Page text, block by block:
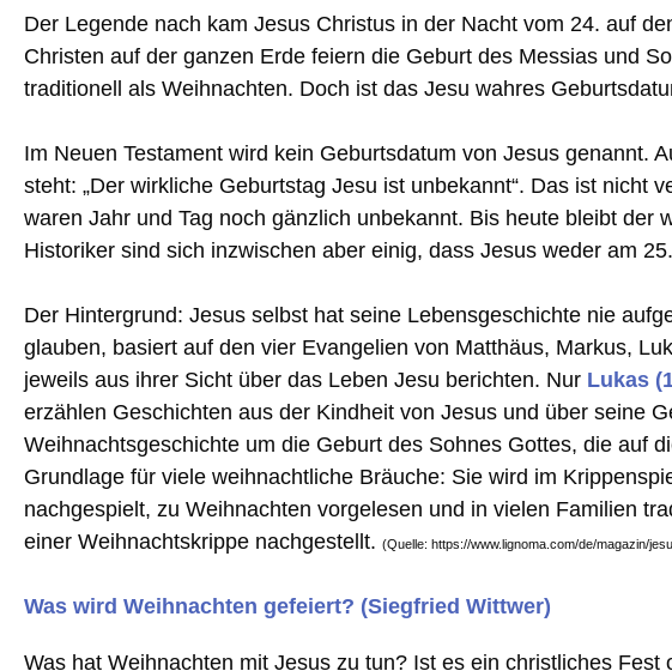
Der Legende nach kam Jesus Christus in der Nacht vom 24. auf
Christen auf der ganzen Erde feiern die Geburt des Messias und
traditionell als Weihnachten. Doch ist das Jesu wahres
Im Neuen Testament wird kein Geburtsdatum von Jesus genannt.
steht: „Der wirkliche Geburtstag Jesu ist unbekannt“. Das ist nicht
waren Jahr und Tag noch gänzlich unbekannt. Bis heute bleibt der
Historiker sind sich inzwischen aber einig, dass Jesus weder am
Der Hintergrund: Jesus selbst hat seine Lebensgeschichte nie
glauben, basiert auf den vier Evangelien von Matthäus, Markus,
jeweils aus ihrer Sicht über das Leben Jesu berichten. Nur Lukas
erzählen Geschichten aus der Kindheit von Jesus und über seine
Weihnachtsgeschichte um die Geburt des Sohnes Gottes, die auf
Grundlage für viele weihnachtliche Bräuche: Sie wird im
nachgespielt, zu Weihnachten vorgelesen und in vielen Familien
einer Weihnachtskrippe nachgestellt. (Quelle: https://www.lignoma.com/de/magazin/
Was wird Weihnachten gefeiert? (Siegfried Wittwer)
Was hat Weihnachten mit Jesus zu tun? Ist es ein christliches